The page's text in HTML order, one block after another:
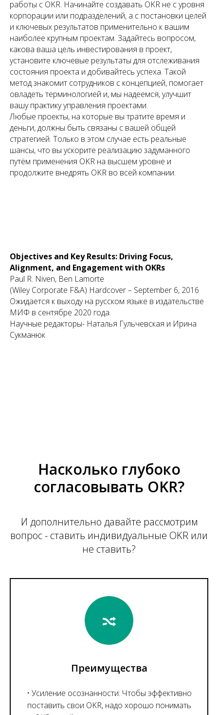
работы с OKR. Начинайте создавать OKR не с уровня
корпорации или подразделений, а с постановки целей
и ключевых результатов применительно к вашим
наиболее крупным проектам. Задайтесь вопросом,
какова ваша цель инвестирования в проект,
установите ключевые результаты для отслеживания
состояния проекта и добивайтесь успеха. Такой
метод знакомит сотрудников с концепцией, помогает
овладеть терминологией и, мы надеемся, улучшит
вашу практику управления проектами.
Любые проекты, на которые вы тратите время и
деньги, должны быть связаны с вашей общей
стратегией. Только в этом случае есть реальные
шансы, что вы ускорите реализацию задуманного
путём применения OKR на высшем уровне и
продолжите внедрять OKR во всей компании.
Objectives and Key Results: Driving Focus,
Alignment, and Engagement with OKRs
Paul R. Niven, Ben Lamorte
(Wiley Corporate F&A) Hardcover – September 6, 2016
Ожидается к выходу на русском языке в издательстве
МИФ в сентябре 2020 года.
Научные редакторы- Наталья Гульчевская и Ирина
Сукманюк
Насколько глубоко
согласовывать OKR?
И дополнительно давайте рассмотрим
вопрос - ставить индивидуальные OKR или
не ставить?
Преимущества
• Усиление осознанности: Чтобы эффективно
поставить свои OKR, надо хорошо понимать